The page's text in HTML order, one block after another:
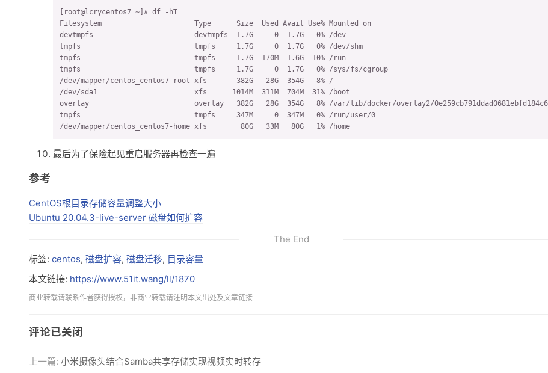
[root@lcrycentos7 ~]# df -hT
Filesystem                      Type      Size  Used Avail Use% Mounted on
devtmpfs                        devtmpfs  1.7G     0  1.7G   0% /dev
tmpfs                           tmpfs     1.7G     0  1.7G   0% /dev/shm
tmpfs                           tmpfs     1.7G  170M  1.6G  10% /run
tmpfs                           tmpfs     1.7G     0  1.7G   0% /sys/fs/cgroup
/dev/mapper/centos_centos7-root xfs       382G   28G  354G   8% /
/dev/sda1                       xfs      1014M  311M  704M  31% /boot
overlay                         overlay   382G   28G  354G   8% /var/lib/docker/overlay2/
tmpfs                           tmpfs     347M     0  347M   0% /run/user/0
/dev/mapper/centos_centos7-home xfs        80G   33M   80G   1% /home
最后为了保险起见重启服务器再检查一遍
参考
CentOS根目录存储容量调整大小
Ubuntu 20.04.3-live-server 磁盘如何扩容
The End
标签: centos, 磁盘扩容, 磁盘迁移, 目录容量
本文链接: https://www.51it.wang/ll/1870
商业转载请联系作者获得授权，非商业转载请注明本文出处及文章链接
评论已关闭
上一篇: 小米摄像头结合Samba共享存储实现视频实时转存